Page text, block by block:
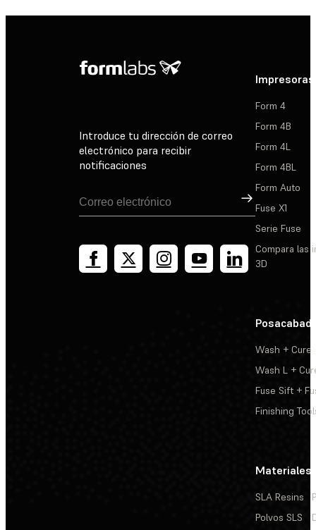
Introduce tu dirección de correo
electrónico para recibir
notificaciones
Suscribirse
Impresoras
Form 4
Form 4B
Form 4L
Form 4BL
Form Auto
Fuse X1
Serie Fuse
Compara las
3D
Wash + Cure
Wash L +
Fuse Sift +
Finishing
Materiales
SLA Resins
Polvos SLS